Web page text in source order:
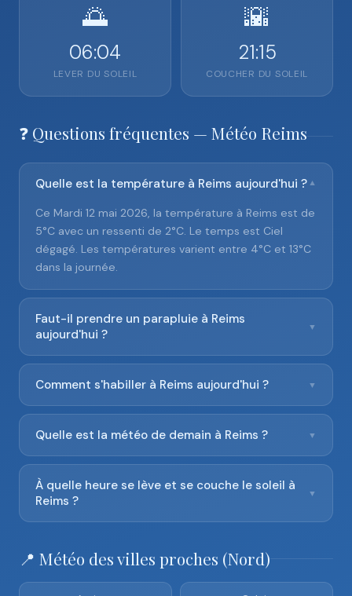
🌅
06:04
LEVER DU SOLEIL
🌇
21:15
COUCHER DU SOLEIL
❓ Questions fréquentes — Météo Reims
Quelle est la température à Reims aujourd'hui ? ▼
Ce Mardi 12 mai 2026, la température à Reims est de
5°C avec un ressenti de 2°C. Le temps est Ciel
dégagé. Les températures varient entre 4°C et 13°C
dans la journée.
Faut-il prendre un parapluie à Reims
aujourd'hui ?
▼
Comment s'habiller à Reims aujourd'hui ? ▼
Quelle est la météo de demain à Reims ? ▼
À quelle heure se lève et se couche le soleil à
Reims ?
▼
📍 Météo des villes proches (Nord)